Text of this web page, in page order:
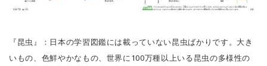
『昆虫』：日本の学習図鑑には載っていない昆虫ばかりです。大き
いもの、色鮮やかなもの、世界に100万種以上いる昆虫の多様性の